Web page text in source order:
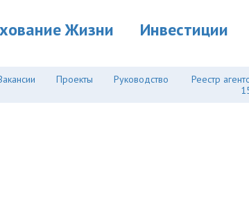
Жизни Инвестиции
Проекты Руководство
Реестр